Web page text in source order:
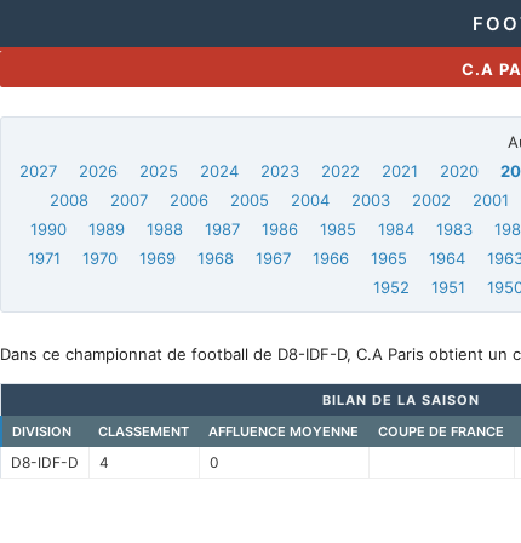
C.A
2027
2026 2025 2024 2023 2022 2021 2020
2008
2007 2006 2005 2004 2003 2002 2001
1990
1989 1988 1987 1986 1985 1984 1983
1971
1970 1969 1968 1967 1966 1965 1964
1952
1951
Dans ce championnat de football de D8-IDF-D, C.A Paris obtient un
BILAN DE LA SAISON
DIVISION
CLASSEMENT AFFLUENCE MOYENNE COUPE DE FRANCE
D8-IDF-D 4 0